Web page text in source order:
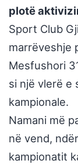
plotë
Sport Club
marrëveshje
Mesfushori
si një vlerë e
kampionale.
Namani më
në vend,
kampionatit